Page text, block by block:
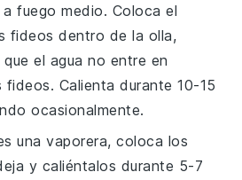
fuego medio. Coloca el
fideos dentro de la olla,
el agua no entre en
fideos. Calienta durante 10-15
ocasionalmente.
una vaporera, coloca los
y caliéntalos durante 5-7